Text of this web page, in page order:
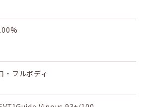
・フルボディ